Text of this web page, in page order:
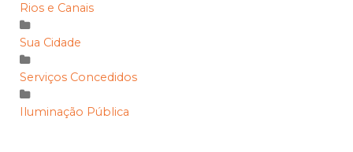
Rios e Canais
Sua Cidade
Serviços Concedidos
Iluminação Pública